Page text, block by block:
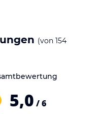
Autofahrt entfernt und
erreichbar.
Ambiente. Jedes
Bett, einen
(von 154
5,0 / 6